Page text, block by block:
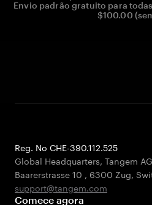
Envio padrão gratuito para
$100.00
Reg. No CHE-390.112.525
Global Headquarters, Tangem AG
Baarerstrasse 10 , 6300 Zug,
support@tangem.com
Comece agora